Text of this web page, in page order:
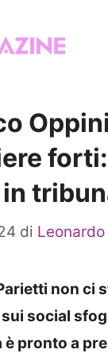
forti:
di
non ci
social
è pronto a